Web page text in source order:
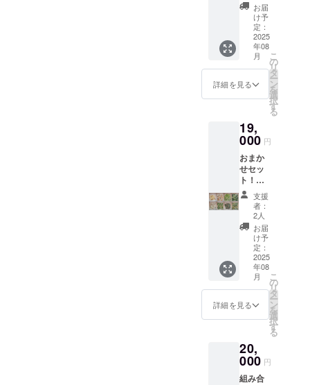
物等の
食品表
示はお
届け商
品のラ
ベルに
表記さ
れま
必ずお
届けの
リター
ンに貼
付され
たラベ
ルや注
意書き
をご確
認くだ
さい。
品A～H
まで各
5P】
or 250
×80PC
【商
品A～H
まで各
10P】
材ミッ
クス 詰
め合わ
せ ※原
材料及
び添加
物等の
食品表
示はお
届け商
品のラ
ベルに
表記さ
れま
す。 商
品開封
前には
ンに貼
付され
たラベ
ルや注
お届
け予
定：
2025
年08
月
詳細を見る
こ
の
リ
タ
ー
ン
を
選
択
す
る
19,
000 円
おまか
せセッ
ト！
【配送3
回まで
分納
可】500
×40PC
【商
品A～H
まで各
5P】
or250ｇ
×80PC
【商
まで各
10P】
冷凍食
材ミッ
支援
者：
2人
お届
け予
定：
2025
年08
月
詳細を見る
こ
の
リ
タ
ー
ン
を
選
択
す
る
20,
000 円
組み合